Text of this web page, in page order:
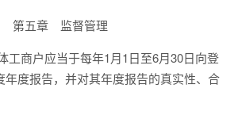
第五章 监督管理
商户应当于每年1月1日至6月30日向登
年度报告，并对其年度报告的真实性、合